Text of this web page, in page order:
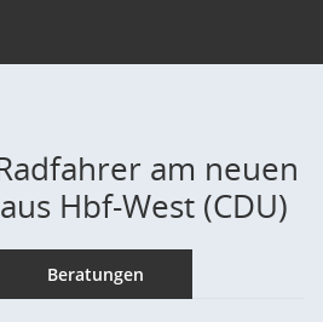
am neuen
Hbf-West (CDU)
Beratungen